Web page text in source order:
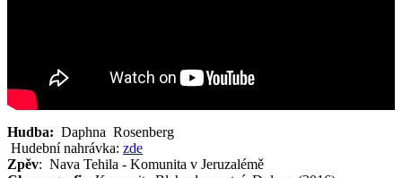
Hudba: Daphna Rosenberg
Hudební nahrávka: zde
Zpěv: Nava Tehila - Komunita v Jeruzalémě